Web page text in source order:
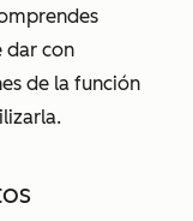
dar con
de la función